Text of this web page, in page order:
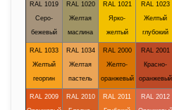
RAL 1019
Серо-
бежевый
RAL 1020
Желтая
маслина
RAL 1021
Ярко-
желтый
RAL 1023
Желтый
глубокий
RAL 1033
Желтый
георгин
RAL 1034
Желтая
пастель
RAL 2000
Желто-
оранжевый
RAL 2001
Красно-
оранжевый
RAL 2009
RAL 2010
RAL 2011
RAL 2012